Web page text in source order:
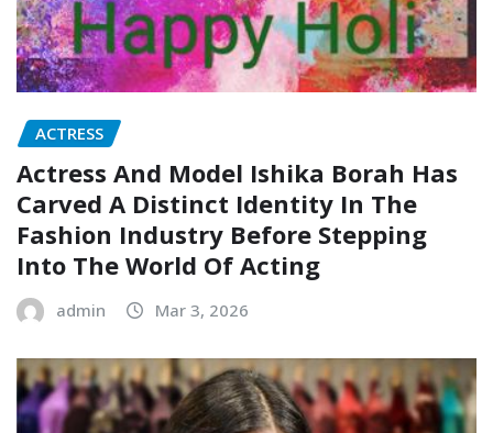
ACTRESS
Actress And Model Ishika Borah Has
Carved A Distinct Identity In The
Fashion Industry Before Stepping
Into The World Of Acting
admin Mar 3, 2026